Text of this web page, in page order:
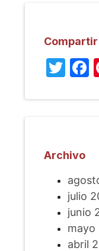
Compartir
Archivo
julio
junio
mayo
abril